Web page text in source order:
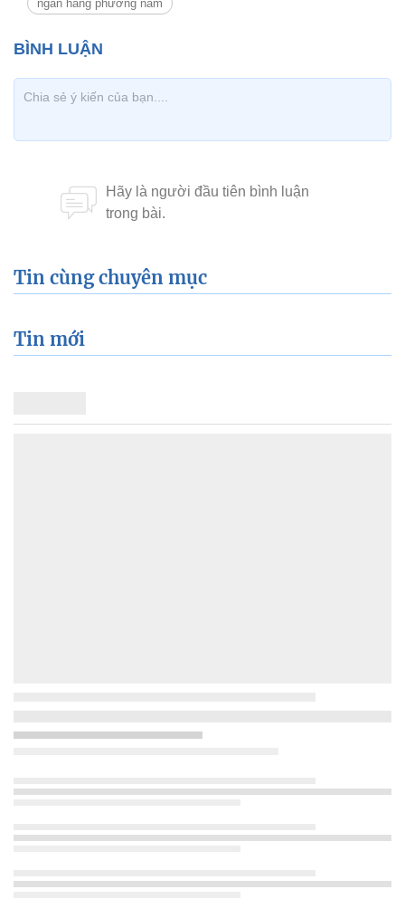
ngân hàng phương nam
Tin cùng chuyên mục
Tin mới